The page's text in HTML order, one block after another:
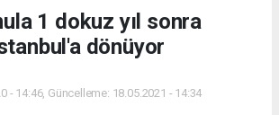
1 dokuz yıl sonra
dönüyor
- 14:46, Güncelleme: 18.05.2021 - 14:34